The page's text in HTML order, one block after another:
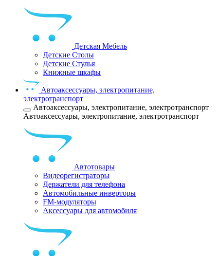
Детская Мебель
Детские Столы
Детские Стулья
Книжные шкафы
Автоаксессуары, электропитание,
электротранспорт
Автоаксессуары, электропитание, электротранспорт
Автоаксессуары, электропитание, электротранспорт
Автотовары
Видеорегистраторы
Держатели для телефона
Автомобильные инверторы
FM-модуляторы
Аксессуары для автомобиля